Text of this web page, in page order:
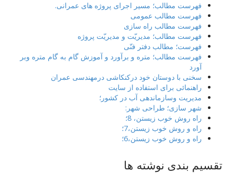
فهرست مطالب؛ مسیر اجرای پروژه های عمرانی.
فهرست مطالب عمومی
فهرست مطالب راه سازی
فهرست مطالب؛ مدیریّت و مدیریّت پروژه
فهرست؛ مطالب دفتر فنّی
فهرست مطالب؛ متره و برآورد و آموزش گام به گام متره وبر
آورد
سخنی با دوستان خود درکنکاشی درمهندسی عمران
راهنمائی برای استفاده از سایت
مدیریت وسازماندهی آب در کشور؛
شهر سازی؛ طراحی شهر:
راه روش خوب زیستن، 8؛
راه و روش خوب زیستن،7؛
راه و روش خوب زیستن،6؛
تقسیم بندی نوشته ها